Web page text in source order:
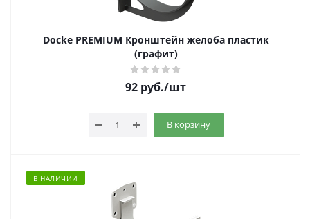
Docke PREMIUM Кронштейн желоба пластик
(графит)
92 руб./шт
В корзину
В НАЛИЧИИ